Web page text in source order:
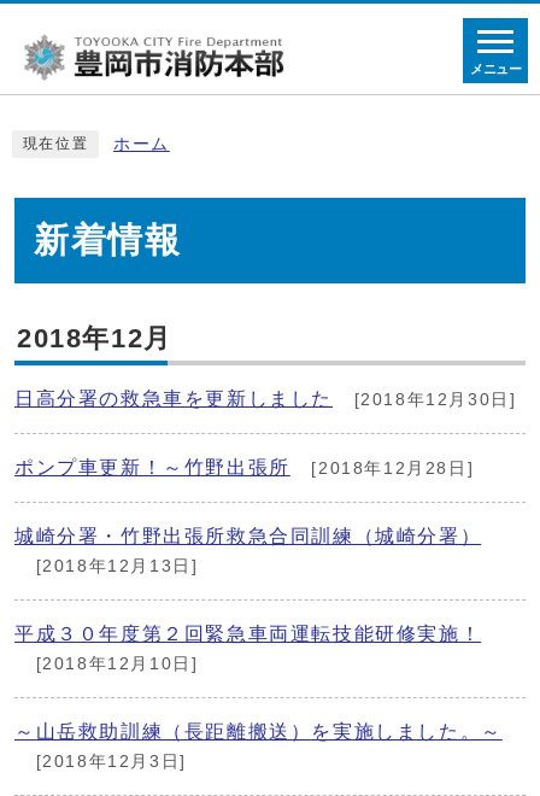
メニュー
現在位置 ホーム
新着情報
2018年12月
日高分署の救急車を更新しました [2018年12月30日]
ポンプ車更新！～竹野出張所 [2018年12月28日]
城崎分署・竹野出張所救急合同訓練（城崎分署）
[2018年12月13日]
平成３０年度第２回緊急車両運転技能研修実施！
[2018年12月10日]
～山岳救助訓練（長距離搬送）を実施しました。～
[2018年12月3日]